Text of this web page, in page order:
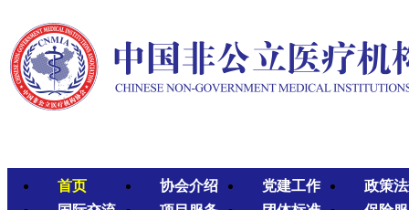
首页 协会介绍 党建工作
政策